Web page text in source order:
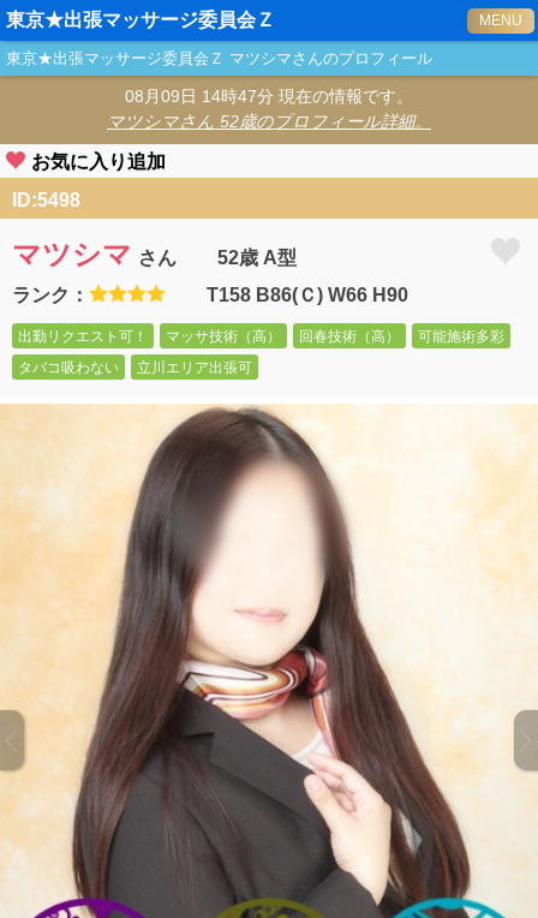
東京★出張マッサージ委員会Ｚ MENU
東京★出張マッサージ委員会Ｚ マツシマさんのプロフィール
08月09日 14時47分 現在の情報です。
マツシマさん 52歳のプロフィール詳細。
お気に入り追加
ID:5498
マツシマ さん
52歳 A型
ランク：
T158 B86(Ｃ) W66 H90
出勤リクエスト可！ マッサ技術（高） 回春技術（高）
可能施術多彩
タバコ吸わない
立川エリア出張可